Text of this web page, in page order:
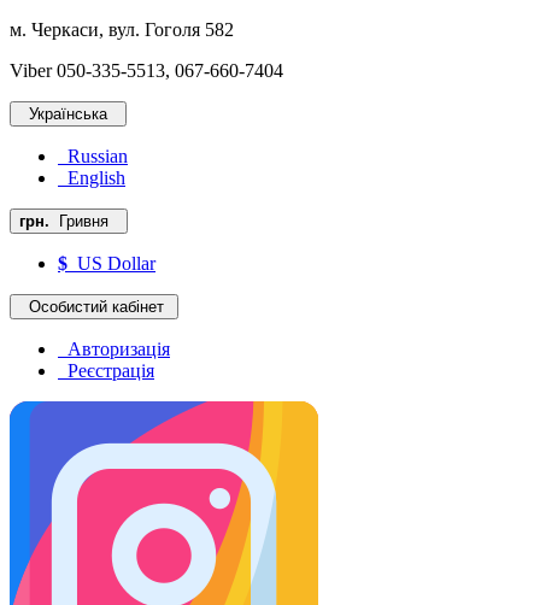
м. Черкаси, вул. Гоголя 582
Viber 050-335-5513, 067-660-7404
Українська
Russian
English
грн. Гривня
$ US Dollar
Особистий кабінет
Авторизація
Реєстрація